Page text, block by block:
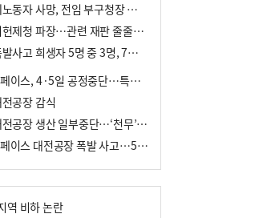
강서구 기간제노동자 사망, 전임 부구청장 檢 송치
중대재해법 위헌제청 파장…관련 재판 줄줄이 브레이크
한화에어로 폭발사고 희생자 5명 중 3명, 7일 영면
한화에어로스페이스, 4·5일 공정중단…특별 안전점검
공장 감식
한화에어로 대전공장 생산 일부중단…‘천무’ 수출 비상
한화에어로스페이스 대전공장 폭발 사고…5명 사망·2명 부상(종합)
역 비하 논란